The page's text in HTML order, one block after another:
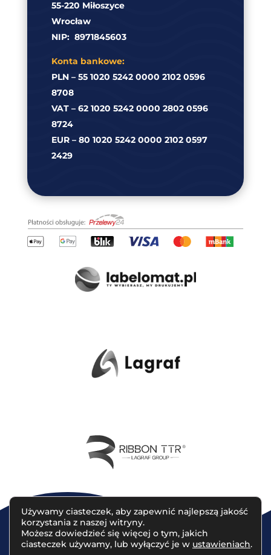
55-220 Miłoszyce
Wrocław
NIP: 8971845603
Konta bankowe:
PLN – 55 1020 5242 0000 2102 0596
8708
VAT – 62 1020 5242 0000 2802 0596
8724
EUR – 80 1020 5242 0000 2102 0597
2429
Używamy ciasteczek, aby zapewnić najlepszą jakość
korzystania z naszej witryny.
Możesz dowiedzieć się więcej o tym, jakich
ciasteczek używamy, lub wyłączyć je w ustawieniach.